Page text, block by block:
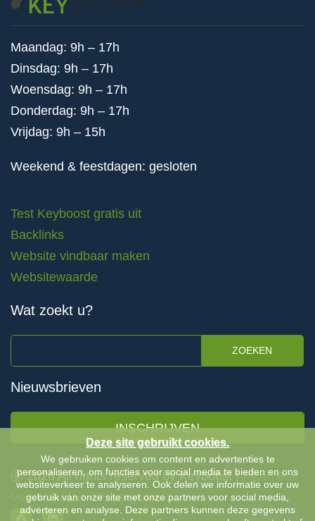
Maandag: 9h – 17h
Dinsdag: 9h – 17h
Woensdag: 9h – 17h
Donderdag: 9h – 17h
Vrijdag: 9h – 15h
Weekend & feestdagen: gesloten
Test Keyboost gratis uit
Backlinks
Website vindbaar maken
Websitewaarde
Wat zoekt u?
ZOEKEN
Nieuwsbrieven
INSCHRIJVEN
Ⓒ 2026 All rights reserved by Keyboost |Algemene
Voorwaarden-Privacybeleid
Deze site gebruikt cookies.
We gebruiken cookies om content en advertenties te
personaliseren, om functies voor social media te bieden en ons
websiteverkeer te analyseren. Ook delen we informatie over uw
gebruik van onze site met onze partners voor social media,
adverteren en analyse. Deze partners kunnen deze gegevens